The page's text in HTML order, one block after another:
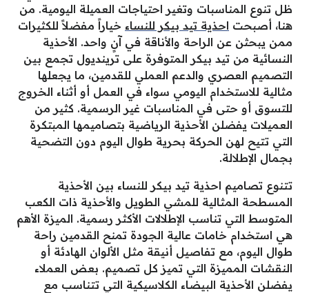
ظل تنوع المناسبات وتغير احتياجات العميلة اليومية. من
هنا، أصبحت احذية تيد بيكر للنساء خياراً مفضلاً للكثيرات
ممن يبحثن عن الراحة والأناقة في آنٍ واحد. الأحذية
النسائية من تيد بيكر المتوفرة على ترينديول تجمع بين
التصميم العصري والدعم العملي للقدمين، ما يجعلها
مثالية للاستخدام اليومي سواء في العمل أو أثناء الخروج
للتسوق أو حتى في المناسبات غير الرسمية. كثير من
العميلات يفضلن الأحذية الرياضية بتصاميمها المبتكرة
التي تتيح لهن الحركة بحرية طوال اليوم دون التضحية
بجمال الإطلالة.
تتنوع تصاميم احذية تيد بيكر للنساء بين الأحذية
المسطحة المثالية للمشي الطويل والأحذية ذات الكعب
المتوسط التي تناسب الإطلالات الأكثر رسمية. الميزة الأهم
هي استخدام خامات عالية الجودة تمنح القدمين راحة
طوال اليوم، مع تفاصيل أنيقة مثل الألوان الهادئة أو
النقشات المميزة التي تميز كل تصميم. بعض العملاء
يفضلن الأحذية البيضاء الكلاسيكية التي تتناسب مع